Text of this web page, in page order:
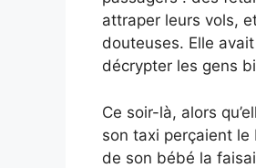
attraper leurs vols,
douteuses. Elle
décrypter les gens
Ce soir-là, alors
son taxi perçaient
de son bébé la